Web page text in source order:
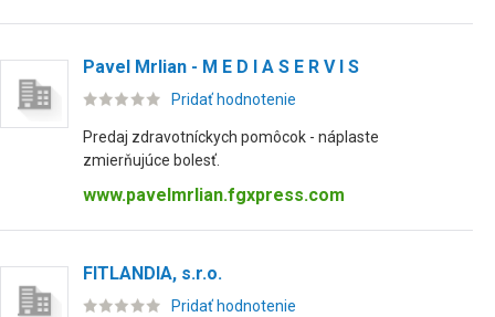
Pavel Mrlian - M E D I A S E R V I S
Pridať hodnotenie
Predaj zdravotníckych pomôcok - náplaste
zmierňujúce bolesť.
www.pavelmrlian.fgxpress.com
FITLANDIA, s.r.o.
Pridať hodnotenie